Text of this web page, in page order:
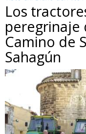
Los
peregrinaje
Camino de
Sahagún